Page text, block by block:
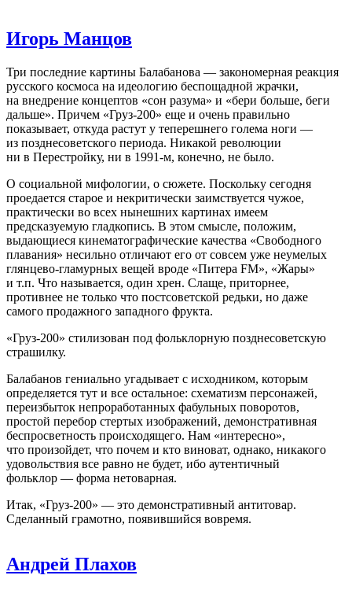
Игорь Манцов
Три последние картины Балабанова — закономерная реакция
русского космоса на идеологию беспощадной жрачки,
на внедрение концептов «сон разума» и «бери больше, беги
дальше». Причем «Груз-200» еще и очень правильно
показывает, откуда растут у теперешнего голема ноги —
из позднесоветского периода. Никакой революции
ни в Перестройку, ни в 1991-м, конечно, не было.
О социальной мифологии, о сюжете. Поскольку сегодня
проедается старое и некритически заимствуется чужое,
практически во всех нынешних картинах имеем
предсказуемую гладкопись. В этом смысле, положим,
выдающиеся кинематографические качества «Свободного
плавания» несильно отличают его от совсем уже неумелых
глянцево-гламурных вещей вроде «Питера FM», «Жары»
и т.п. Что называется, один хрен. Слаще, приторнее,
противнее не только что постсоветской редьки, но даже
самого продажного западного фрукта.
«Груз-200» стилизован под фольклорную позднесоветскую
страшилку.
Балабанов гениально угадывает с исходником, которым
определяется тут и все остальное: схематизм персонажей,
переизбыток непроработанных фабульных поворотов,
простой перебор стертых изображений, демонстративная
беспросветность происходящего. Нам «интересно»,
что произойдет, что почем и кто виноват, однако, никакого
удовольствия все равно не будет, ибо аутентичный
фольклор — форма нетоварная.
Итак, «Груз-200» — это демонстративный антитовар.
Сделанный грамотно, появившийся вовремя.
Андрей Плахов